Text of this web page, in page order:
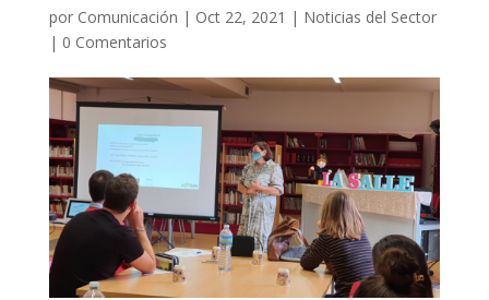
por Comunicación | Oct 22, 2021 | Noticias del Sector
| 0 Comentarios